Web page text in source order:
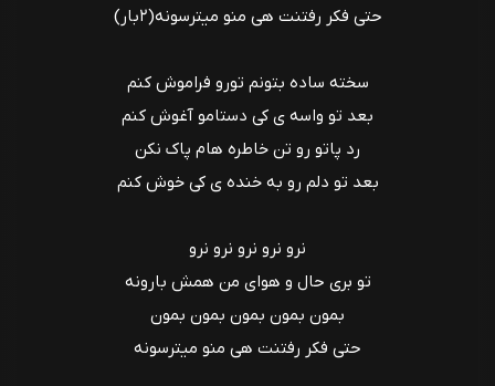
حتی فکر رفتنت هی منو میترسونه(۲بار)
سخته ساده بتونم تورو فراموش کنم
بعد تو واسه ی کی دستامو آغوش کنم
رد پاتو رو تن خاطره هام پاک نکن
بعد تو دلم رو به خنده ی کی خوش کنم
نرو نرو نرو نرو نرو
تو بری حال و هوای من همش بارونه
بمون بمون بمون بمون بمون
حتی فکر رفتنت هی منو میترسونه